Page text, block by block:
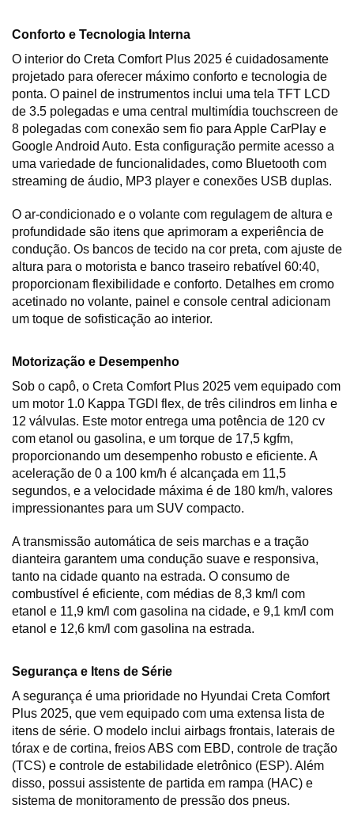
Conforto e Tecnologia Interna
O interior do Creta Comfort Plus 2025 é cuidadosamente
projetado para oferecer máximo conforto e tecnologia de
ponta. O painel de instrumentos inclui uma tela TFT LCD
de 3.5 polegadas e uma central multimídia touchscreen de
8 polegadas com conexão sem fio para Apple CarPlay e
Google Android Auto. Esta configuração permite acesso a
uma variedade de funcionalidades, como Bluetooth com
streaming de áudio, MP3 player e conexões USB duplas.
O ar-condicionado e o volante com regulagem de altura e
profundidade são itens que aprimoram a experiência de
condução. Os bancos de tecido na cor preta, com ajuste de
altura para o motorista e banco traseiro rebatível 60:40,
proporcionam flexibilidade e conforto. Detalhes em cromo
acetinado no volante, painel e console central adicionam
um toque de sofisticação ao interior.
Motorização e Desempenho
Sob o capô, o Creta Comfort Plus 2025 vem equipado com
um motor 1.0 Kappa TGDI flex, de três cilindros em linha e
12 válvulas. Este motor entrega uma potência de 120 cv
com etanol ou gasolina, e um torque de 17,5 kgfm,
proporcionando um desempenho robusto e eficiente. A
aceleração de 0 a 100 km/h é alcançada em 11,5
segundos, e a velocidade máxima é de 180 km/h, valores
impressionantes para um SUV compacto.
A transmissão automática de seis marchas e a tração
dianteira garantem uma condução suave e responsiva,
tanto na cidade quanto na estrada. O consumo de
combustível é eficiente, com médias de 8,3 km/l com
etanol e 11,9 km/l com gasolina na cidade, e 9,1 km/l com
etanol e 12,6 km/l com gasolina na estrada.
Segurança e Itens de Série
A segurança é uma prioridade no Hyundai Creta Comfort
Plus 2025, que vem equipado com uma extensa lista de
itens de série. O modelo inclui airbags frontais, laterais de
tórax e de cortina, freios ABS com EBD, controle de tração
(TCS) e controle de estabilidade eletrônico (ESP). Além
disso, possui assistente de partida em rampa (HAC) e
sistema de monitoramento de pressão dos pneus.